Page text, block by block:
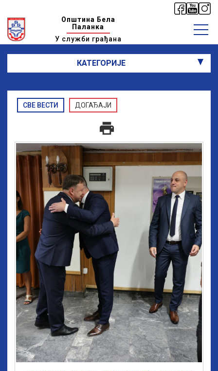
Општина Бела
Паланка
У служби грађана
КАТЕГОРИЈЕ
СВЕ ВЕСТИ ДОГАЂАЈИ
print